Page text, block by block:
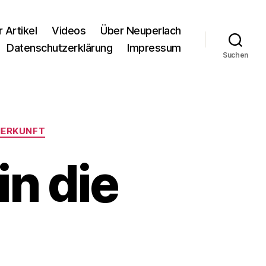
Artikel Videos
Über Neuperlach
Datenschutzerklärung Impressum
Suchen
die